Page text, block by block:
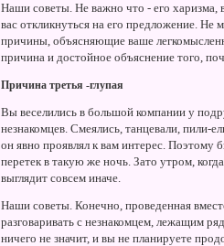
Наши советы. Не важно что - его харизма,
вас откликнуться на его предложение. Не
причины, объясняющие ваше
причина и достойное объяснение того,
Причина третья -глупая
Вы веселились в большой компании у
незнакомцев. Смеялись, танцевали, пили-
он явно проявлял к вам интерес. Поэтому
перетек в такую же ночь. Зато утром,
выглядит совсем иначе.
Наши советы. Конечно, проведенная
разговаривать с незнакомцем, лежащим
ничего не значит, и вы не планируете